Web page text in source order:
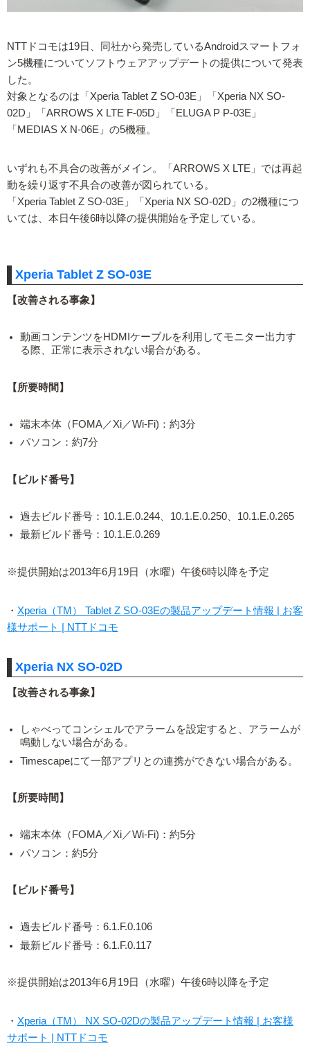
NTTドコモは19日、同社から発売しているAndroidスマートフォ
ン5機種についてソフトウェアアップデートの提供について発表
した。
対象となるのは「Xperia Tablet Z SO-03E」「Xperia NX SO-
02D」「ARROWS X LTE F-05D」「ELUGA P P-03E」
「MEDIAS X N-06E」の5機種。
いずれも不具合の改善がメイン。「ARROWS X LTE」では再起
動を繰り返す不具合の改善が図られている。
「Xperia Tablet Z SO-03E」「Xperia NX SO-02D」の2機種につ
いては、本日午後6時以降の提供開始を予定している。
Xperia Tablet Z SO-03E
【改善される事象】
動画コンテンツをHDMIケーブルを利用してモニター出力す
る際、正常に表示されない場合がある。
【所要時間】
端末本体（FOMA／Xi／Wi-Fi)：約3分
パソコン：約7分
【ビルド番号】
過去ビルド番号：10.1.E.0.244、10.1.E.0.250、10.1.E.0.265
最新ビルド番号：10.1.E.0.269
※提供開始は2013年6月19日（水曜）午後6時以降を予定
・ Xperia（TM） Tablet Z SO-03Eの製品アップデート情報 | お客
様サポート | NTTドコモ
Xperia NX SO-02D
【改善される事象】
しゃべってコンシェルでアラームを設定すると、アラームが
鳴動しない場合がある。
Timescapeにて一部アプリとの連携ができない場合がある。
【所要時間】
端末本体（FOMA／Xi／Wi-Fi)：約5分
パソコン：約5分
【ビルド番号】
過去ビルド番号：6.1.F.0.106
最新ビルド番号：6.1.F.0.117
※提供開始は2013年6月19日（水曜）午後6時以降を予定
・ Xperia（TM） NX SO-02Dの製品アップデート情報 | お客様
サポート | NTTドコモ